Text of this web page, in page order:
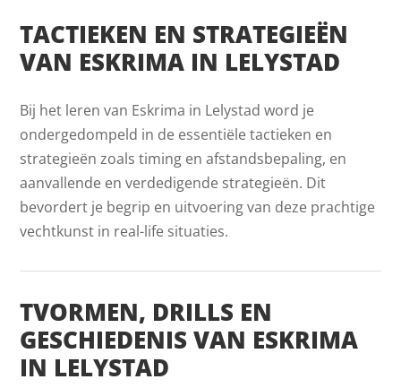
TACTIEKEN EN STRATEGIEËN
VAN ESKRIMA IN LELYSTAD
Bij het leren van Eskrima in Lelystad word je
ondergedompeld in de essentiële tactieken en
strategieën zoals timing en afstandsbepaling, en
aanvallende en verdedigende strategieën. Dit
bevordert je begrip en uitvoering van deze prachtige
vechtkunst in real-life situaties.
TVORMEN, DRILLS EN
GESCHIEDENIS VAN ESKRIMA
IN LELYSTAD